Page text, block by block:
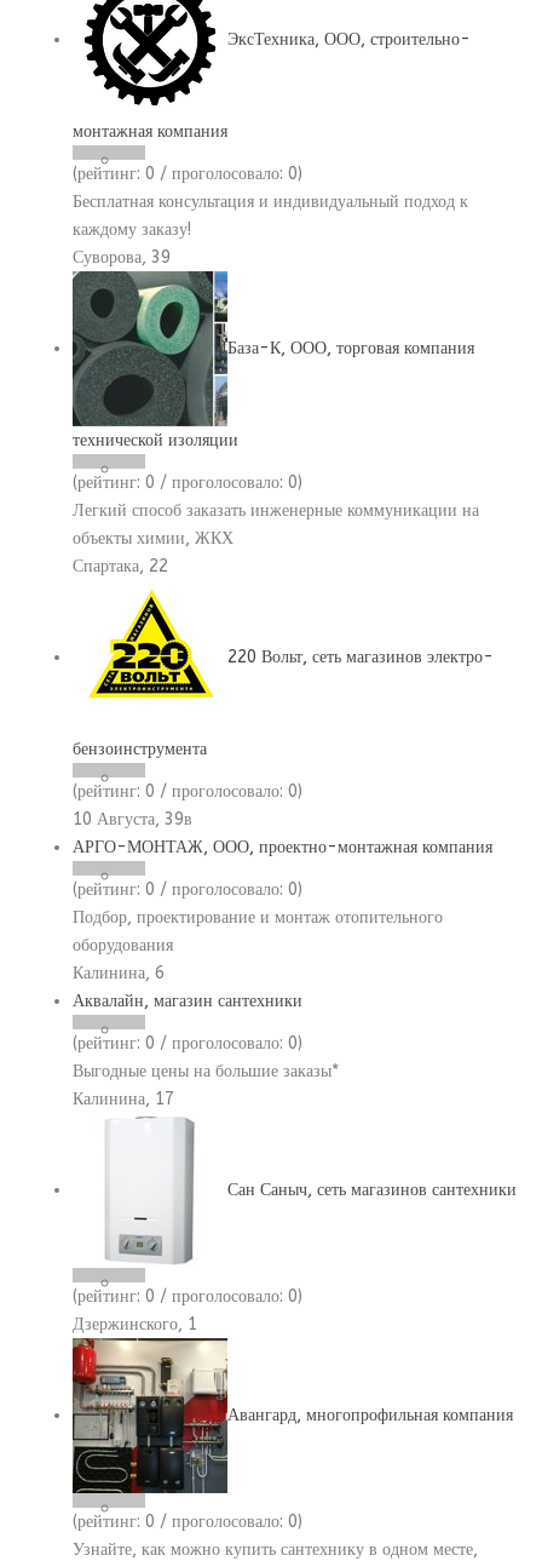
ЭксТехника, ООО, строительно-
монтажная компания
(рейтинг: 0 / проголосовало: 0)
Бесплатная консультация и индивидуальный подход к
каждому заказу!
Суворова, 39
База-К, ООО, торговая компания
технической изоляции
(рейтинг: 0 / проголосовало: 0)
Легкий способ заказать инженерные коммуникации на
объекты химии, ЖКХ
Спартака, 22
220 Вольт, сеть магазинов электро-
бензоинструмента
(рейтинг: 0 / проголосовало: 0)
10 Августа, 39в
АРГО-МОНТАЖ, ООО, проектно-монтажная компания
(рейтинг: 0 / проголосовало: 0)
Подбор, проектирование и монтаж отопительного
оборудования
Калинина, 6
Аквалайн, магазин сантехники
(рейтинг: 0 / проголосовало: 0)
Выгодные цены на большие заказы*
Калинина, 17
Сан Саныч, сеть магазинов сантехники
(рейтинг: 0 / проголосовало: 0)
Дзержинского, 1
Авангард, многопрофильная компания
(рейтинг: 0 / проголосовало: 0)
Узнайте, как можно купить сантехнику в одном месте,